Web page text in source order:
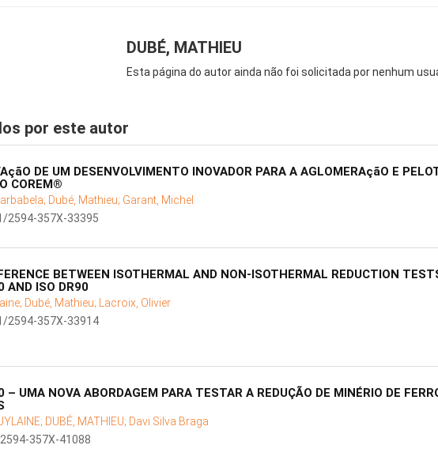
DUBÉ, MATHIEU
Esta página do autor ainda não foi solicitada por nenhum
por este autor
DE UM DESENVOLVIMENTO INOVADOR PARA A AGLOMERAçãO E
COREM®
Dubé, Mathieu; Garant, Michel
2594-357X-33395
BETWEEN ISOTHERMAL AND NON-ISOTHERMAL REDUCTION
AND ISO DR90
Dubé, Mathieu; Lacroix, Olivier
2594-357X-33914
– UMA NOVA ABORDAGEM PARA TESTAR A REDUÇÃO DE MINÉRIO DE
DUBÉ, MATHIEU; Davi Silva Braga
357X-41088